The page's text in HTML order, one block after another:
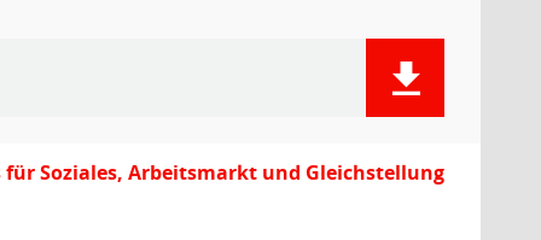
Soziales, Arbeitsmarkt und Gleichstellung